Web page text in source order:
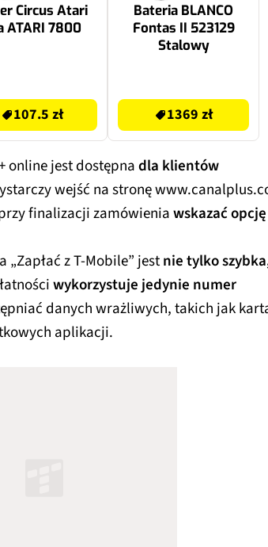
Circus Atari
ATARI 7800
107.5 zł
Bateria BLANCO
Fontas II 523129
Stalowy
1369 zł
online jest dostępnadla klientów
wejść na stronę
finalizacji zamówieniawskazać opcję
z T-Mobile” jestnie tylko
wykorzystuje jedynie numer
danych wrażliwych, takich jak
aplikacji.